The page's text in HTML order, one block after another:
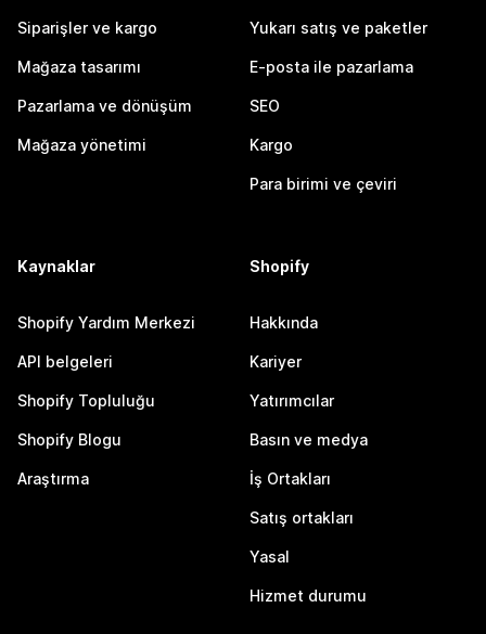
Siparişler ve kargo
Mağaza tasarımı
Pazarlama ve dönüşüm
Mağaza yönetimi
Yukarı satış ve paketler
E-posta ile pazarlama
SEO
Kargo
Para birimi ve çeviri
Kaynaklar
Shopify Yardım Merkezi
API belgeleri
Shopify Topluluğu
Shopify Blogu
Araştırma
Shopify
Hakkında
Kariyer
Yatırımcılar
Basın ve medya
İş Ortakları
Satış ortakları
Yasal
Hizmet durumu